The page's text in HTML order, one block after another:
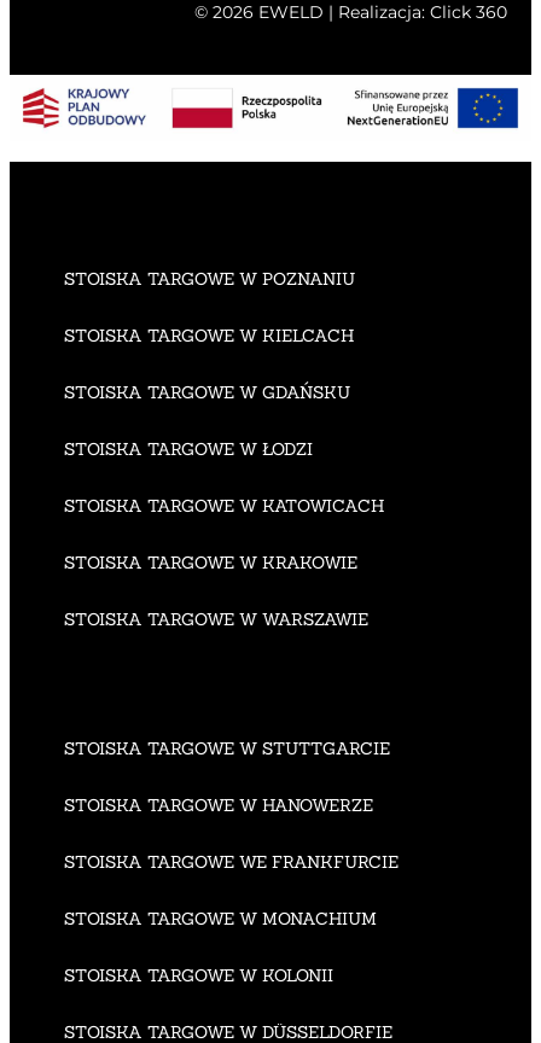
© 2026 EWELD | Realizacja: Click 360
STOISKA TARGOWE W POZNANIU
STOISKA TARGOWE W KIELCACH
STOISKA TARGOWE W GDAŃSKU
STOISKA TARGOWE W ŁODZI
STOISKA TARGOWE W KATOWICACH
STOISKA TARGOWE W KRAKOWIE
STOISKA TARGOWE W WARSZAWIE
STOISKA TARGOWE W STUTTGARCIE
STOISKA TARGOWE W HANOWERZE
STOISKA TARGOWE WE FRANKFURCIE
STOISKA TARGOWE W MONACHIUM
STOISKA TARGOWE W KOLONII
STOISKA TARGOWE W DÜSSELDORFIE